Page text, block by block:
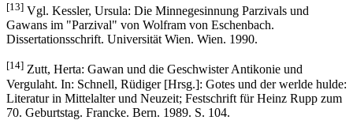
[13] Vgl. Kessler, Ursula: Die Minnegesinnung Parzivals und
Gawans im "Parzival" von Wolfram von Eschenbach.
Dissertationsschrift. Universität Wien. Wien. 1990.
[14] Zutt, Herta: Gawan und die Geschwister Antikonie und
Vergulaht. In: Schnell, Rüdiger [Hrsg.]: Gotes und der werlde hulde:
Literatur in Mittelalter und Neuzeit; Festschrift für Heinz Rupp zum
70. Geburtstag. Francke. Bern. 1989. S. 104.